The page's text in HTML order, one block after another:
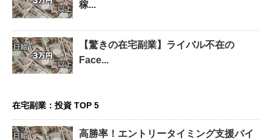
稼...
【驚きの在宅副業】ライバル不在の
Face...
在宅副業：投資 TOP 5
高勝率！エントリータイミング支援バイ